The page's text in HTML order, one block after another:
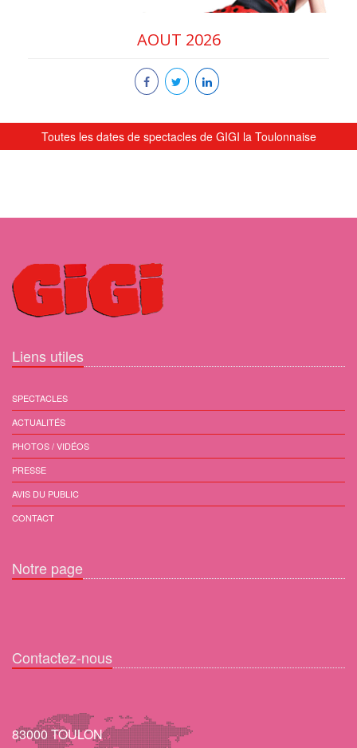
AOUT 2026
Toutes les dates de spectacles de GIGI la Toulonnaise
Liens utiles
SPECTACLES
ACTUALITÉS
PHOTOS / VIDÉOS
PRESSE
AVIS DU PUBLIC
CONTACT
Notre page
Contactez-nous
83000 TOULON